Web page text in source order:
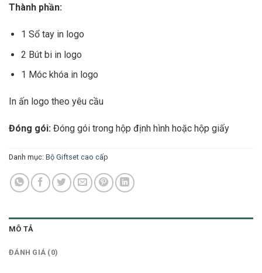
Thành phần:
1 Sổ tay in logo
2 Bút bi in logo
1 Móc khóa in logo
In ấn logo theo yêu cầu
Đóng gói: Đóng gói trong hộp định hình hoặc hộp giấy
Danh mục: Bộ Giftset cao cấp
MÔ TẢ
ĐÁNH GIÁ (0)